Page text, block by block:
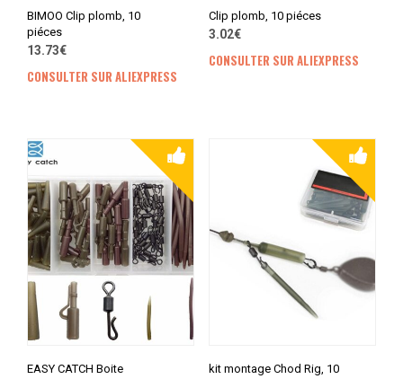
BIMOO Clip plomb, 10
piéces
13.73€
CONSULTER SUR ALIEXPRESS
Clip plomb, 10 piéces
3.02€
CONSULTER SUR ALIEXPRESS
EASY CATCH Boite
kit montage Chod Rig, 10